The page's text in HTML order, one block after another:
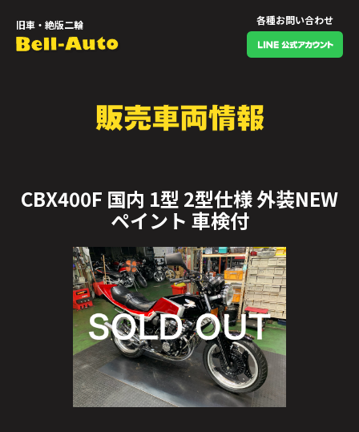
旧車・絶版二輪 各種お問い合わせ
CBX400F 国内 1型 2型仕様 外装NEW
ペイント 車検付